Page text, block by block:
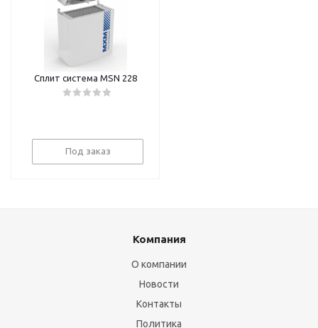
Сплит система MSN 228
Под заказ
Компания
О компании
Новости
Контакты
Политика